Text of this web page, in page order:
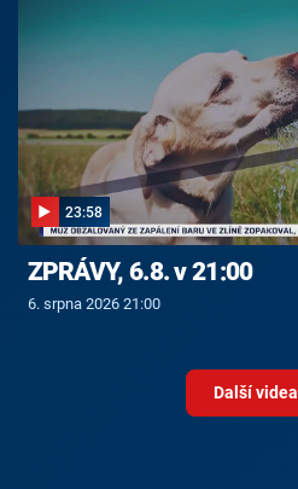
23:58
ZPRÁVY, 6.8. v 21:00
6. srpna 2026 21:00
Další videa